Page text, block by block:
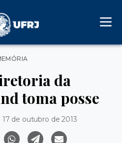
Categorias
da
toma posse
17 de outubro de 2013